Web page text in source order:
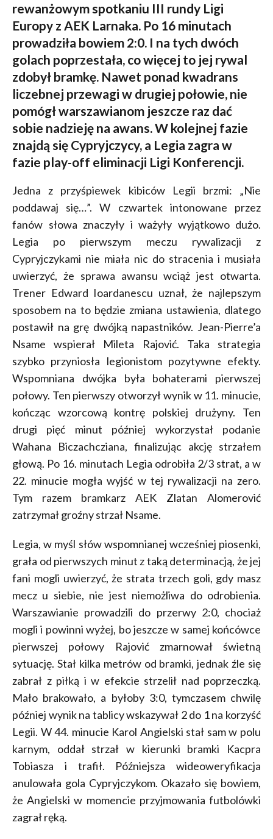
rewanżowym spotkaniu III rundy Ligi
Europy z AEK Larnaka. Po 16 minutach
prowadziła bowiem 2:0. I na tych dwóch
golach poprzestała, co więcej to jej rywal
zdobył bramkę. Nawet ponad kwadrans
liczebnej przewagi w drugiej połowie, nie
pomógł warszawianom jeszcze raz dać
sobie nadzieję na awans. W kolejnej fazie
znajdą się Cypryjczycy, a Legia zagra w
fazie play-off eliminacji Ligi Konferencji.
Jedna z przyśpiewek kibiców Legii brzmi: „Nie
poddawaj się…”. W czwartek intonowane przez
fanów słowa znaczyły i ważyły wyjątkowo dużo.
Legia po pierwszym meczu rywalizacji z
Cypryjczykami nie miała nic do stracenia i musiała
uwierzyć, że sprawa awansu wciąż jest otwarta.
Trener Edward Ioardanescu uznał, że najlepszym
sposobem na to będzie zmiana ustawienia, dlatego
postawił na grę dwójką napastników. Jean-Pierre’a
Nsame wspierał Mileta Rajović. Taka strategia
szybko przyniosła legionistom pozytywne efekty.
Wspomniana dwójka była bohaterami pierwszej
połowy. Ten pierwszy otworzył wynik w 11. minucie,
kończąc wzorcową kontrę polskiej drużyny. Ten
drugi pięć minut później wykorzystał podanie
Wahana Biczachcziana, finalizując akcję strzałem
głową. Po 16. minutach Legia odrobiła 2/3 strat, a w
22. minucie mogła wyjść w tej rywalizacji na zero.
Tym razem bramkarz AEK Zlatan Alomerović
zatrzymał groźny strzał Nsame.
Legia, w myśl słów wspomnianej wcześniej piosenki,
grała od pierwszych minut z taką determinacją, że jej
fani mogli uwierzyć, że strata trzech goli, gdy masz
mecz u siebie, nie jest niemożliwa do odrobienia.
Warszawianie prowadzili do przerwy 2:0, chociaż
mogli i powinni wyżej, bo jeszcze w samej końcówce
pierwszej połowy Rajović zmarnował świetną
sytuację. Stał kilka metrów od bramki, jednak źle się
zabrał z piłką i w efekcie strzelił nad poprzeczką.
Mało brakowało, a byłoby 3:0, tymczasem chwilę
później wynik na tablicy wskazywał 2 do 1 na korzyść
Legii. W 44. minucie Karol Angielski stał sam w polu
karnym, oddał strzał w kierunki bramki Kacpra
Tobiasza i trafił. Późniejsza wideoweryfikacja
anulowała gola Cypryjczykom. Okazało się bowiem,
że Angielski w momencie przyjmowania futbolówki
zagrał ręką.